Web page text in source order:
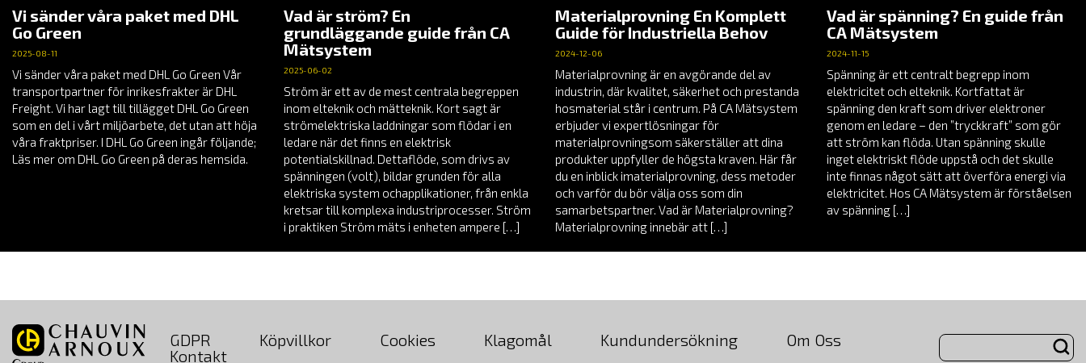
Vi sänder våra paket med DHL
Go Green
2025-08-11
Vi sänder våra paket med DHL Go Green Vår
transportpartner för inrikesfrakter är DHL
Freight. Vi har lagt till tillägget DHL Go Green
som en del i vårt miljöarbete, det utan att höja
våra fraktpriser. I DHL Go Green ingår följande;
Läs mer om DHL Go Green på deras hemsida.
Vad är ström? En
grundläggande guide från CA
Mätsystem
2025-06-02
Ström är ett av de mest centrala begreppen
inom elteknik och mätteknik. Kort sagt är
strömelektriska laddningar som flödar i en
ledare när det finns en elektrisk
potentialskillnad. Dettaflöde, som drivs av
spänningen (volt), bildar grunden för alla
elektriska system ochapplikationer, från enkla
kretsar till komplexa industriprocesser. Ström
i praktiken Ström mäts i enheten ampere […]
Materialprovning En Komplett
Guide för Industriella Behov
2024-12-06
Materialprovning är en avgörande del av
industrin, där kvalitet, säkerhet och prestanda
hosmaterial står i centrum. På CA Mätsystem
erbjuder vi expertlösningar för
materialprovningsom säkerställer att dina
produkter uppfyller de högsta kraven. Här får
du en inblick imaterialprovning, dess metoder
och varför du bör välja oss som din
samarbetspartner. Vad är Materialprovning?
Materialprovning innebär att […]
Vad är spänning? En guide från
CA Mätsystem
2024-11-15
Spänning är ett centralt begrepp inom
elektricitet och elteknik. Kortfattat är
spänning den kraft som driver elektroner
genom en ledare – den ”tryckkraft” som gör
att ström kan flöda. Utan spänning skulle
inget elektriskt flöde uppstå och det skulle
inte finnas något sätt att överföra energi via
elektricitet. Hos CA Mätsystem är förståelsen
av spänning […]
GDPR Köpvillkor Cookies Klagomål Kundundersökning
Om Oss
Kontakt